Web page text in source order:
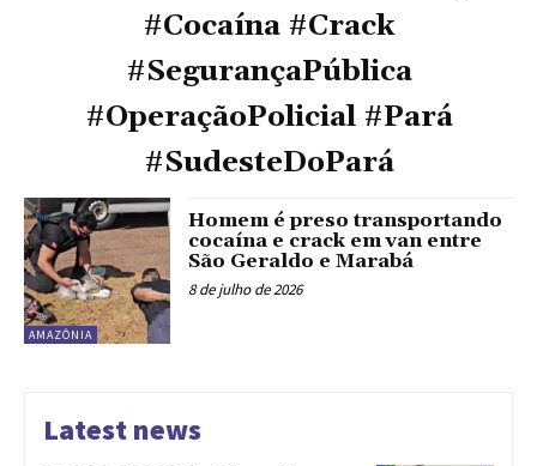
#Cocaína #Crack
#SegurançaPública
#OperaçãoPolicial #Pará
#SudesteDoPará
AMAZÔNIA
Homem é preso transportando
cocaína e crack em van entre
São Geraldo e Marabá
8 de julho de 2026
Latest news